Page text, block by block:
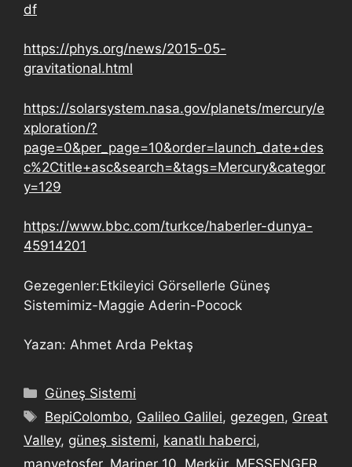
df
https://phys.org/news/2015-05-
gravitational.html
https://solarsystem.nasa.gov/planets/mercury/e
xploration/?
page=0&per_page=10&order=launch_date+des
c%2Ctitle+asc&search=&tags=Mercury&categor
y=129
https://www.bbc.com/turkce/haberler-dunya-
45914201
Gezegenler:Etkileyici Görsellerle Güneş
Sistemimiz-Maggie Aderin-Pocock
Yazan: Ahmet Arda Pektaş
Güneş Sistemi
BepiColombo, Galileo Galilei, gezegen, Great
Valley, güneş sistemi, kanatlı haberci,